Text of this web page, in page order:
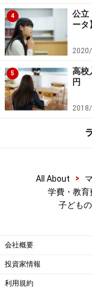
最近増えている
学金の返済があっ
担になっている
が、何かの理由で
奨学金を利用する
どめることが大事
型を利用するな
も一法でしょう。
大きな奨学金を
教育資金の準備
ろんのことです
【関連記事】
再就職に備えてス
4
公立
ータ】
5
高校
円
All About >
学費・教育
子ども
会社概要
投資家情報
利用規約